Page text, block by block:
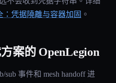
：凭据隢離与容器加固 。
案的 OpenLegion
sub 事件和 mesh handoff 进